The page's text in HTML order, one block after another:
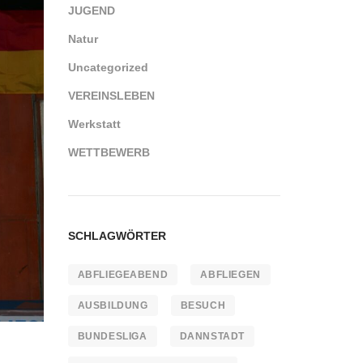
JUGEND
Natur
Uncategorized
VEREINSLEBEN
Werkstatt
WETTBEWERB
SCHLAGWÖRTER
ABFLIEGEABEND ABFLIEGEN
AUSBILDUNG BESUCH
BUNDESLIGA DANNSTADT